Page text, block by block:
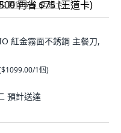
再省 $75 (王道卡)
紅金霧面不銹鋼 主餐刀,
$1099.00/1個)
預計送達